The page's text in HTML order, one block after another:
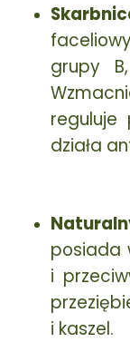
grupy
reguluje
działa
posiada
i
i kaszel.